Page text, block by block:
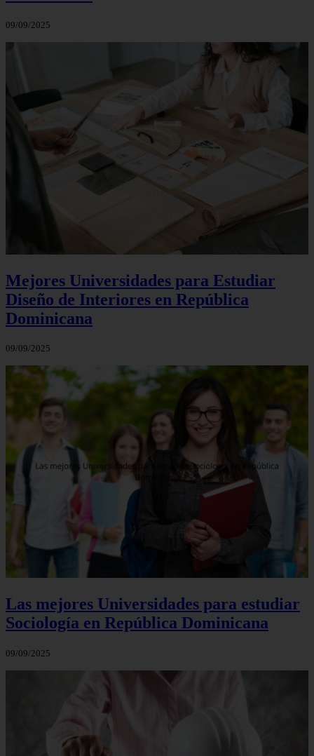
09/09/2025
Mejores Universidades para Estudiar
Diseño de Interiores en República
Dominicana
09/09/2025
Las mejores Universidades para estudiar
Sociología en República Dominicana
09/09/2025